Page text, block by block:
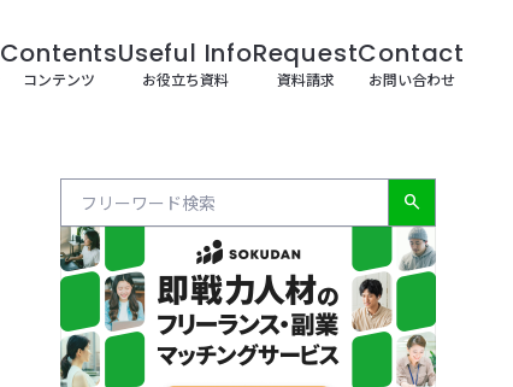
Contents
コンテンツ
Useful Info
お役立ち資料
Request
資料請求
Contact
お問い合わせ
search